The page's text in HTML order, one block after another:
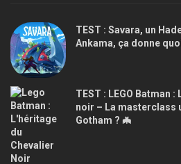
TEST : Savara, un
Ankama, ça donne
TEST : LEGO Batman
noir – La masterclass
Gotham ? 🦇